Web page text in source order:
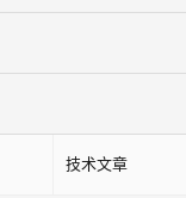
技术文章